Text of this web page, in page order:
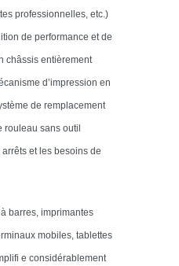
professionnelles, etc.)
de performance et de
châssis entièrement
d’impression en
de remplacement
rouleau sans outil
et les besoins de
barres, imprimantes
mobiles, tablettes
e considérablement